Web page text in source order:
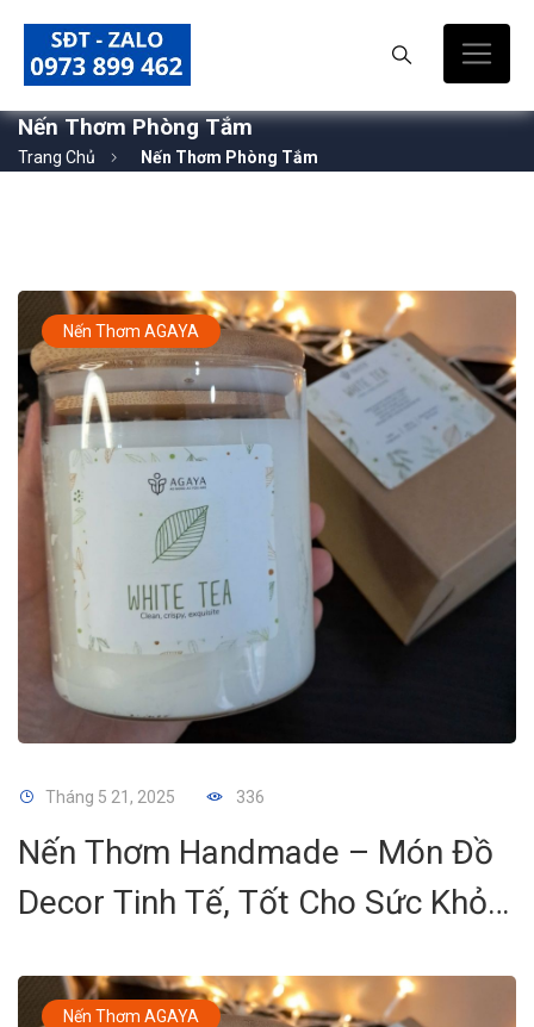
Nến Thơm Phòng Tắm
Trang Chủ Nến Thơm Phòng Tắm
Nến Thơm AGAYA
Tháng 5 21, 2025 336
Nến Thơm Handmade – Món Đồ
Decor Tinh Tế, Tốt Cho Sức Khỏe
Nến Thơm AGAYA